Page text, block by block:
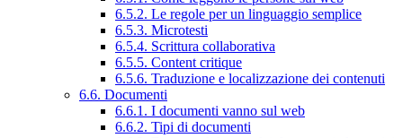
6.5.2. Le regole per un linguaggio semplice
6.5.3. Microtesti
6.5.4. Scrittura collaborativa
6.5.5. Content critique
6.5.6. Traduzione e localizzazione dei contenuti
6.6. Documenti
6.6.1. I documenti vanno sul web
6.6.2. Tipi di documenti